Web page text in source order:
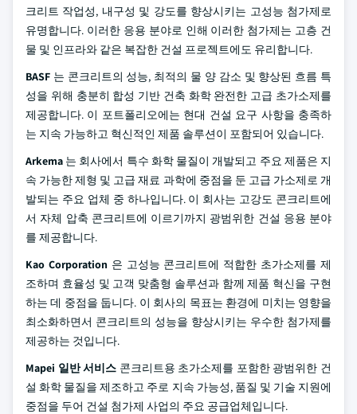
크리트 작업성, 내구성 및 강도를 향상시키는 고성능 첨가제로
유명합니다. 이러한 응용 분야로 인해 이러한 첨가제는 고층 건
물 및 인프라와 같은 복잡한 건설 프로젝트에도 유리합니다.
BASF 는 콘크리트의 성능, 최적의 물 양 감소 및 향상된 흐름 특
성을 위해 충분히 합성 기반 건축 화학 완전한 고급 초가소제를
제공합니다. 이 포트폴리오에는 현대 건설 요구 사항을 충족하
는 지속 가능하고 혁신적인 제품 솔루션이 포함되어 있습니다.
Arkema 는 회사에서 특수 화학 물질이 개발되고 주요 제품은 지
속 가능한 제형 및 고급 재료 과학에 중점을 둔 고급 가소제로 개
발되는 주요 업체 중 하나입니다. 이 회사는 고강도 콘크리트에
서 자체 압축 콘크리트에 이르기까지 광범위한 건설 응용 분야
를 제공합니다.
Kao Corporation 은 고성능 콘크리트에 적합한 초가소제를 제
조하며 효율성 및 고객 맞춤형 솔루션과 함께 제품 혁신을 구현
하는 데 중점을 둡니다. 이 회사의 목표는 환경에 미치는 영향을
최소화하면서 콘크리트의 성능을 향상시키는 우수한 첨가제를
제공하는 것입니다.
Mapei 일반 서비스 콘크리트용 초가소제를 포함한 광범위한 건
설 화학 물질을 제조하고 주로 지속 가능성, 품질 및 기술 지원에
중점을 두어 건설 첨가제 사업의 주요 공급업체입니다.